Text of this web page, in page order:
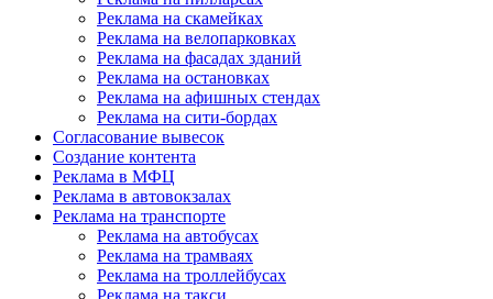
Реклама на скамейках
Реклама на велопарковках
Реклама на фасадах зданий
Реклама на остановках
Реклама на афишных стендах
Реклама на сити-бордах
Согласование вывесок
Создание контента
Реклама в МФЦ
Реклама в автовокзалах
Реклама на транспорте
Реклама на автобусах
Реклама на трамваях
Реклама на троллейбусах
Реклама на такси